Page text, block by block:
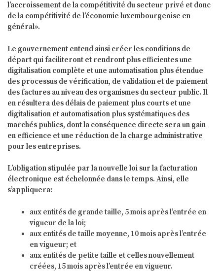
l’accroissement de la compétitivité du secteur privé et donc
de la compétitivité de l’économie luxembourgeoise en
général».
Le gouvernement entend ainsi créer les conditions de
départ qui faciliteront et rendront plus efficientes une
digitalisation complète et une automatisation plus étendue
des processus de vérification, de validation et de paiement
des factures au niveau des organismes du secteur public. Il
en résultera des délais de paiement plus courts et une
digitalisation et automatisation plus systématiques des
marchés publics, dont la conséquence directe sera un gain
en efficience et une réduction de la charge administrative
pour les entreprises.
L’obligation stipulée par la nouvelle loi sur la facturation
électronique est échelonnée dans le temps. Ainsi, elle
s’appliquera:
aux entités de grande taille, 5 mois après l’entrée en
vigueur de la loi;
aux entités de taille moyenne, 10 mois après l’entrée
en vigueur; et
aux entités de petite taille et celles nouvellement
créées, 15 mois après l’entrée en vigueur.